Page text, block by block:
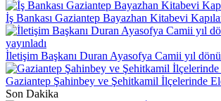
İş Bankası Gaziantep Bayazhan Kitabevi
İletişim Başkanı Duran Ayasofya Camii yıl
Gaziantep Şahinbey ve Şehitkamil İlçelerinde
Son Dakika